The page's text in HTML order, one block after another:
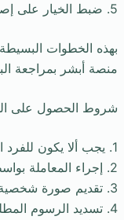
5. ضبط الخيار على إصدار هوية لفرد أسرة.
بهذه الخطوات
منصة أبشر بمراجعة
شروط الحصول على
1. يجب ألا يكون للفرد المذكور هوية وطنية سابقة.
2. إجراء المعاملة بواسطة أحد الوالدين، حيث يُفضّل الوالد الحاضن في حالة الأسر الحاضنة.
3. تقديم صورة شخصية مطابقة لمعايير الصورة لمنع رفض الطلب.
4. تسديد الرسوم المطلوبة للخدمة.